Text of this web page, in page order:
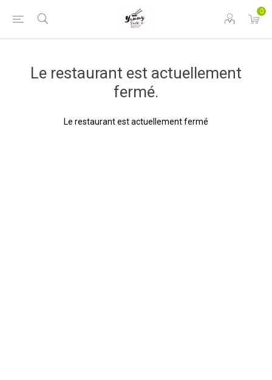
0
Le restaurant est actuellement
fermé.
Le restaurant est actuellement fermé